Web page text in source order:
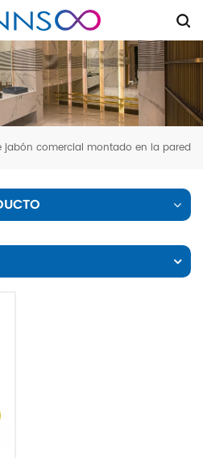
jabón comercial montado en la pared